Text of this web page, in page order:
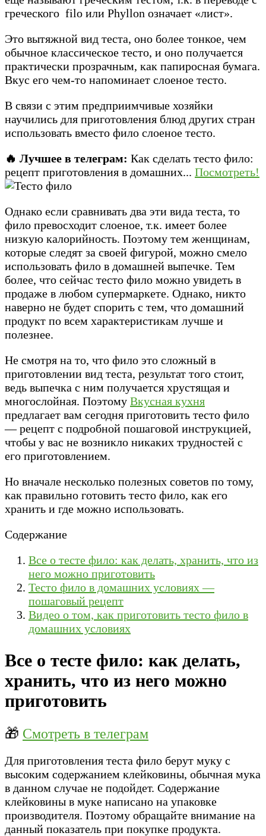
греческого filo или Phyllon означает «лист».
Это вытяжной вид теста, оно более тонкое, чем
обычное классическое тесто, и оно получается
практически прозрачным, как папиросная бумага.
Вкус его чем-то напоминает слоеное тесто.
В связи с этим предприимчивые хозяйки
научились для приготовления блюд других стран
использовать вместо фило слоеное тесто.
🔥 Лучшее в телеграм: Как сделать тесто фило:
рецепт приготовления в домашних... Посмотреть!
Однако если сравнивать два эти вида теста, то
фило превосходит слоеное, т.к. имеет более
низкую калорийность. Поэтому тем женщинам,
которые следят за своей фигурой, можно смело
использовать фило в домашней выпечке. Тем
более, что сейчас тесто фило можно увидеть в
продаже в любом супермаркете. Однако, никто
наверно не будет спорить с тем, что домашний
продукт по всем характеристикам лучше и
полезнее.
Не смотря на то, что фило это сложный в
приготовлении вид теста, результат того стоит,
ведь выпечка с ним получается хрустящая и
многослойная. Поэтому Вкусная кухня
предлагает вам сегодня приготовить тесто фило
— рецепт с подробной пошаговой инструкцией,
чтобы у вас не возникло никаких трудностей с
его приготовлением.
Но вначале несколько полезных советов по тому,
как правильно готовить тесто фило, как его
хранить и где можно использовать.
Содержание
Все о тесте фило: как делать, хранить, что из
него можно приготовить
Тесто фило в домашних условиях —
пошаговый рецепт
Видео о том, как приготовить тесто фило в
домашних условиях
Все о тесте фило: как делать,
хранить, что из него можно
приготовить
🎁 Смотреть в телеграм
Для приготовления теста фило берут муку с
высоким содержанием клейковины, обычная мука
в данном случае не подойдет. Содержание
клейковины в муке написано на упаковке
производителя. Поэтому обращайте внимание на
данный показатель при покупке продукта.